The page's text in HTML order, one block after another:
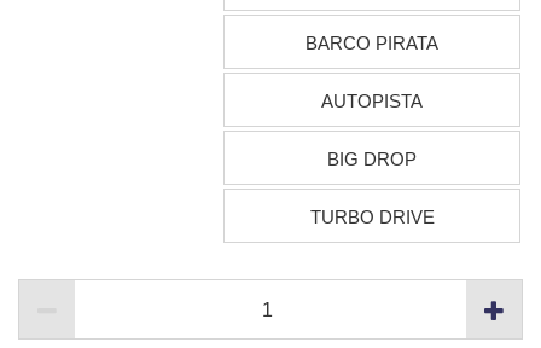
BARCO PIRATA
AUTOPISTA
BIG DROP
TURBO DRIVE